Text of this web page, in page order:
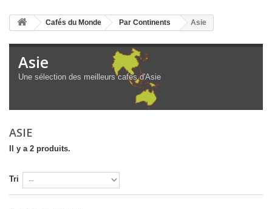
Cafés du Monde Par Continents Asie
Asie
Une sélection des meilleurs cafés d'Asie
ASIE
Il y a 2 produits.
Tri